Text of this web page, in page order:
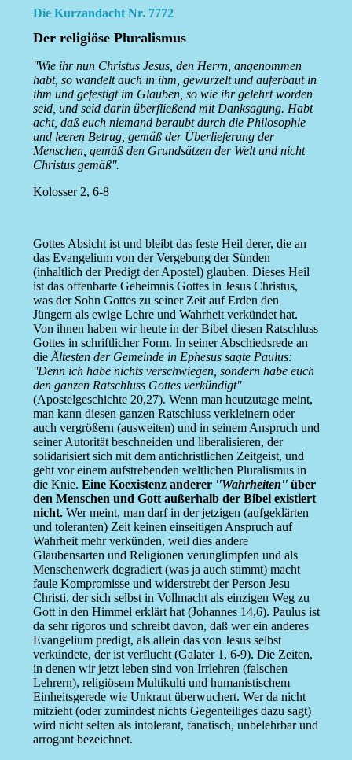
Die Kurzandacht Nr. 7772
Der religiöse Pluralismus
''Wie ihr nun Christus Jesus, den Herrn, angenommen
habt, so wandelt auch in ihm, gewurzelt und auferbaut in
ihm und gefestigt im Glauben, so wie ihr gelehrt worden
seid, und seid darin überfließend mit Danksagung. Habt
acht, daß euch niemand beraubt durch die Philosophie
und leeren Betrug, gemäß der Überlieferung der
Menschen, gemäß den Grundsätzen der Welt und nicht
Christus gemäß''.
Kolosser 2, 6-8
Gottes Absicht ist und bleibt das feste Heil derer, die an
das Evangelium von der Vergebung der Sünden
(inhaltlich der Predigt der Apostel) glauben. Dieses Heil
ist das offenbarte Geheimnis Gottes in Jesus Christus,
was der Sohn Gottes zu seiner Zeit auf Erden den
Jüngern als ewige Lehre und Wahrheit verkündet hat.
Von ihnen haben wir heute in der Bibel diesen Ratschluss
Gottes in schriftlicher Form. In seiner Abschiedsrede an
die Ältesten der Gemeinde in Ephesus sagte Paulus:
''Denn ich habe nichts verschwiegen, sondern habe euch
den ganzen Ratschluss Gottes verkündigt''
(Apostelgeschichte 20,27). Wenn man heutzutage meint,
man kann diesen ganzen Ratschluss verkleinern oder
auch vergrößern (ausweiten) und in seinem Anspruch und
seiner Autorität beschneiden und liberalisieren, der
solidarisiert sich mit dem antichristlichen Zeitgeist, und
geht vor einem aufstrebenden weltlichen Pluralismus in
die Knie. Eine Koexistenz anderer ''Wahrheiten''über
den Menschen und Gott außerhalb der Bibel existiert
nicht.Wer meint, man darf in der jetzigen (aufgeklärten
und toleranten) Zeit keinen einseitigen Anspruch auf
Wahrheit mehr verkünden, weil dies andere
Glaubensarten und Religionen verunglimpfen und als
Menschenwerk degradiert (was ja auch stimmt) macht
faule Kompromisse und widerstrebt der Person Jesu
Christi, der sich selbst in Vollmacht als einzigen Weg zu
Gott in den Himmel erklärt hat (Johannes 14,6). Paulus ist
da sehr rigoros und schreibt davon, daß wer ein anderes
Evangelium predigt, als allein das von Jesus selbst
verkündete, der ist verflucht (Galater 1, 6-9). Die Zeiten,
in denen wir jetzt leben sind von Irrlehren (falschen
Lehrern), religiösem Multikulti und humanistischem
Einheitsgerede wie Unkraut überwuchert. Wer da nicht
mitzieht (oder zumindest nichts Gegenteiliges dazu sagt)
wird nicht selten als intolerant, fanatisch, unbelehrbar und
arrogant bezeichnet.